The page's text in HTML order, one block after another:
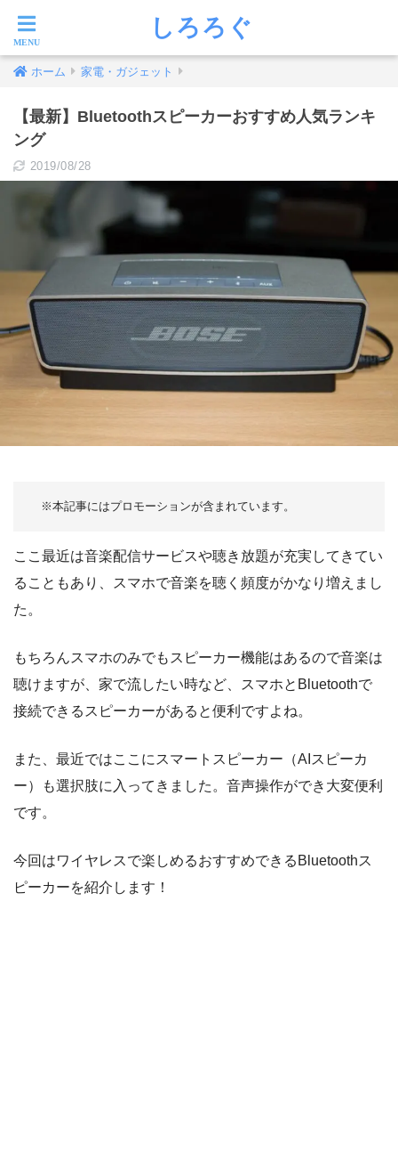
しろろぐ
ホーム 家電・ガジェット
【最新】Bluetoothスピーカーおすすめ人気ランキ
ング
2019/08/28
ここ最近は音楽配信サービスや聴き放題が充実してきてい
ることもあり、スマホで音楽を聴く頻度がかなり増えまし
た。
もちろんスマホのみでもスピーカー機能はあるので音楽は
聴けますが、家で流したい時など、スマホとBluetoothで
接続できるスピーカーがあると便利ですよね。
また、最近ではここにスマートスピーカー（AIスピーカ
ー）も選択肢に入ってきました。音声操作ができ大変便利
です。
今回はワイヤレスで楽しめるおすすめできるBluetoothス
ピーカーを紹介します！